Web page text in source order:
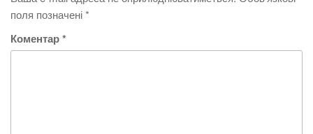
поля позначені*
Коментар*